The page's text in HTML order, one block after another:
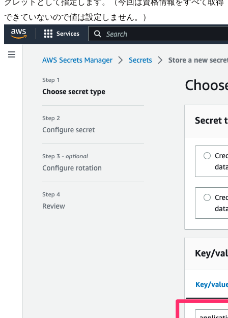
できていないので値は設定しません。）